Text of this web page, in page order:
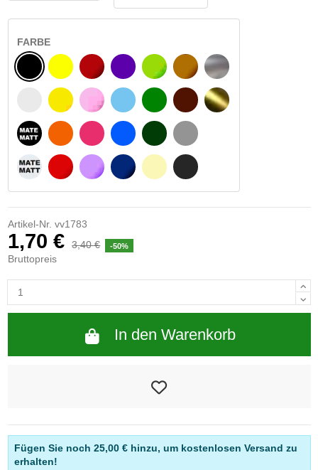
FARBE
SCHWARZ
WEIß
MATTSCHWARZ
MATTWEIß
GELB
GELBES SIGNAL
ORANGE
ROT
BURGUND
ROSE
FUCHSIA
LILA
VIOLETT
HELLBLAU
BLAU
DUNKELBLAU
HELLGRÜN
GRÜN
DUNKELGRÜN
BEIGE
HASELNUSS
DUNKELBRAUN
HELLGRAU
DUNKELGRAU
SILBER
GOLD
Artikel-Nr. vv1783
1,70 € 3,40 € -50%
Bruttopreis
In den Warenkorb
Fügen Sie noch 25,00 €hinzu, um kostenlosen Versand zu
erhalten!